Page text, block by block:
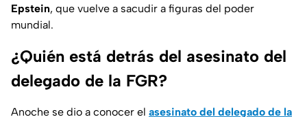
Epstein, que vuelve a sacudir a figuras del poder
mundial.
¿Quién está detrás del asesinato del
delegado de la FGR?
Anoche se dio a conocer el asesinato del delegado de la